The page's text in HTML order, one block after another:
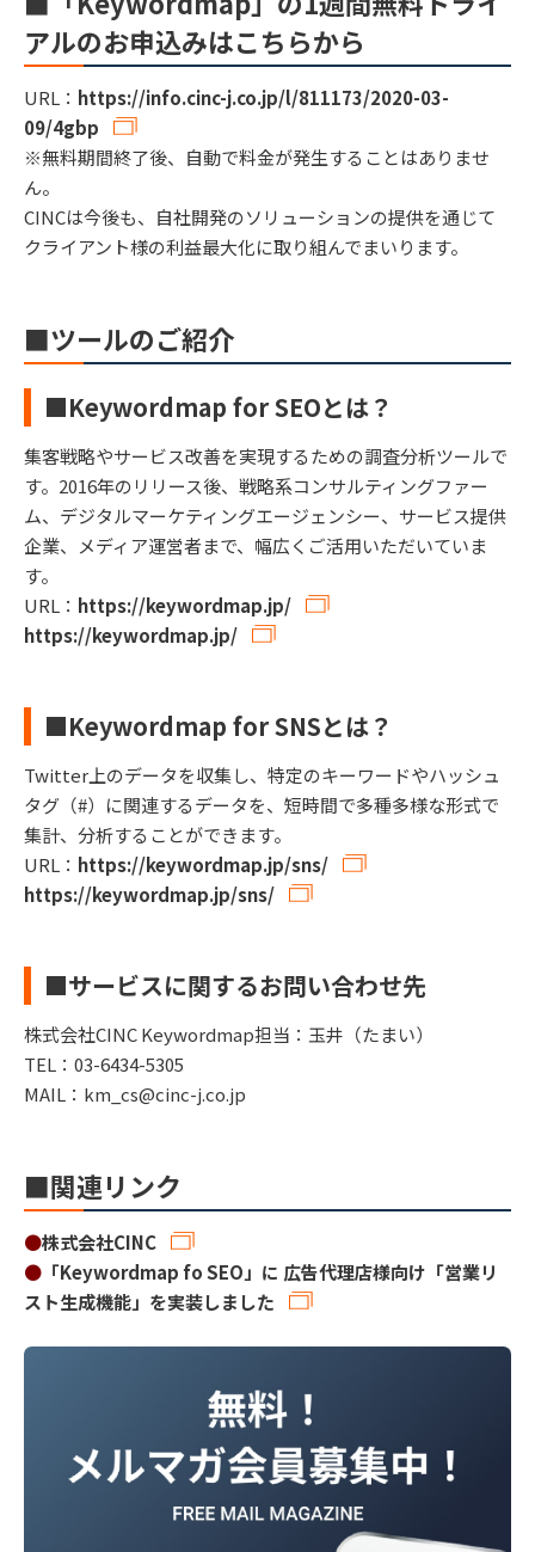
アルのお申込みはこちらから
URL： https://info.cinc-j.co.jp/l/811173/2020-03-
09/4gbp
※無料期間終了後、自動で料金が発生することはありませ
ん。
CINCは今後も、自社開発のソリューションの提供を通じて
クライアント様の利益最大化に取り組んでまいります。
■ツールのご紹介
​■Keywordmap for SEOとは？
集客戦略やサービス改善を実現するための調査分析ツールで
す。2016年のリリース後、戦略系コンサルティングファー
ム、デジタルマーケティングエージェンシー、サービス提供
企業、メディア運営者まで、幅広くご活用いただいていま
す。
URL： https://keywordmap.jp/
https://keywordmap.jp/
■Keywordmap for SNSとは？
Twitter上のデータを収集し、特定のキーワードやハッシュ
タグ（#）に関連するデータを、短時間で多種多様な形式で
集計、分析することができます。
URL： https://keywordmap.jp/sns/
https://keywordmap.jp/sns/
■サービスに関するお問い合わせ先
株式会社CINC Keywordmap担当：玉井（たまい）
TEL：03-6434-5305
MAIL：km_cs@cinc-j.co.jp
■関連リンク
●株式会社CINC
● 「Keywordmap fo SEO」に 広告代理店様向け「営業リ
スト生成機能」を実装しました